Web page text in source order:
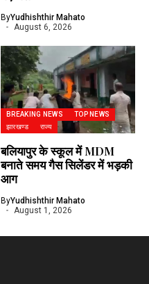
ByYudhishthir Mahato
August 6, 2026
BREAKING NEWS
TOP NEWS
झारखण्ड
राज्य
बलियापुर के स्कूल में MDM
बनाते समय गैस सिलेंडर में भड़की
आग
ByYudhishthir Mahato
August 1, 2026